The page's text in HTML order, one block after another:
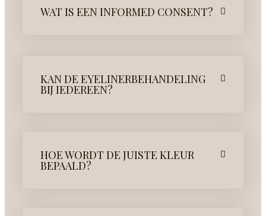
WAT IS EEN INFORMED CONSENT?
KAN DE EYELINERBEHANDELING
BIJ IEDEREEN?
HOE WORDT DE JUISTE KLEUR
BEPAALD?